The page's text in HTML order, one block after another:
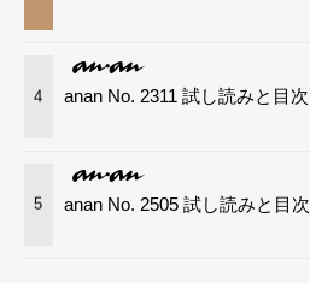
4 anan No. 2311 試し読みと目次
5 anan No. 2505 試し読みと目次